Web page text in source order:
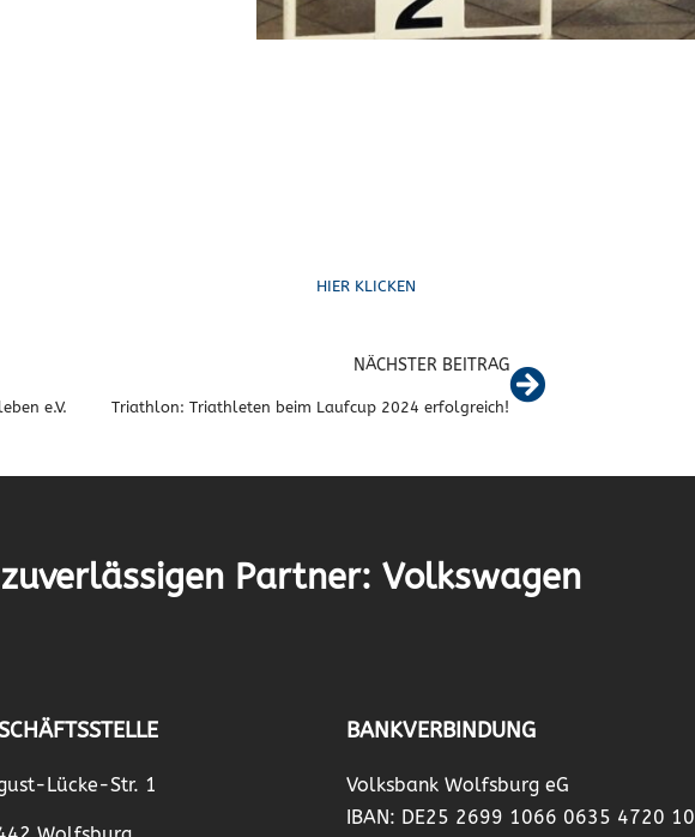
HIER KLICKEN
e.V.
NÄCHSTER BEITRAG
Triathlon: Triathleten beim Laufcup 2024 erfolgreich!
Partner: Volkswagen
Lücke-Str. 1
BANKVERBINDUNG
Volksbank Wolfsburg eG
IBAN: DE25 2699 1066 0635 4720 10